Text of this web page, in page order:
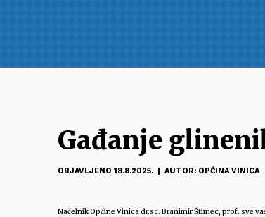
Gađanje
OBJAVLJENO 18.8.2025. | AUTOR: OPĆINA VINICA
Načelnik Općine Vinica dr.sc. Branimir Štimec, prof. sve